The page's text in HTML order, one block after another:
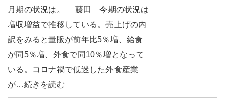
月期の状況は。 藤田 今期の状況は
増収増益で推移している。売上げの内
訳をみると量販が前年比5％増、給食
が同5％増、外食で同10％増となって
いる。コロナ禍で低迷した外食産業
が…続きを読む